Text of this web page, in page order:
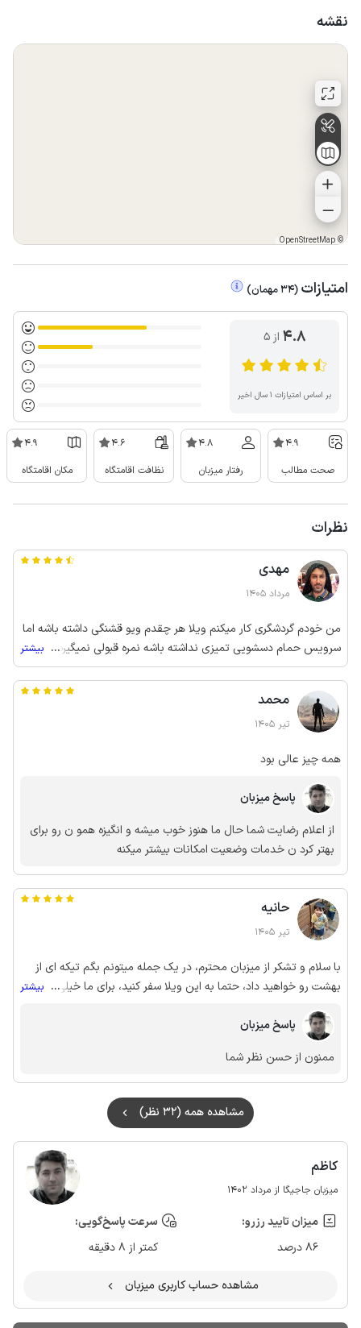
نقشه
©
OpenStreetMap
امتیازات (
34مهمان)
4.8 از ۵
بر اساس امتیازات ۱ سال اخیر
4.9
صحت مطالب
4.8
رفتار میزبان
4.6
نظافت اقامتگاه
4.9
مکان اقامتگاه
نظرات
مهدی
مرداد 1405
من خودم گردشگری کار میکنم ویلا هر چقدم ویو قشنگی داشته باشه اما
سرویس حمام دسشویی تمیزی نداشته باشه نمره قبولی نمیگیره، چهار
گوشه سقف حال و اتاق خواب جوری کوتاه بود که حواست نبود سرت
میخورد اینم جز نکات منفی طراحی ساختمان بود در کل نمره خوب به
ویو عالی دادم مابقی نکات منفی هم گفتم تا دوستان بهترین انتخاب
داشته باشند
... بیشتر
محمد
تیر 1405
همه چیز عالی بود
پاسخ میزبان
از اعلام رضایت شما حال ما هنوز خوب میشه و انگیزه همو ن رو برای
بهتر کرد ن خدمات وضعیت امکانات بیشتر میکنه
حانیه
تیر 1405
با سلام و تشکر از میزبان محترم، در یک جمله میتونم بگم تیکه ای از
بهشت رو خواهید داد، حتما به این ویلا سفر کنید، برای ما خیلی خیلی
... بیشتر
پاسخ میزبان
ممنون از حسن نظر شما
مشاهده همه (32 نظر)
کاظم
میزبان جاجیگا از مرداد 1402
میزان تایید رزرو:
86 درصد
سرعت پاسخ‌گویی:
کمتر از 8 دقیقه
مشاهده حساب کاربری میزبان